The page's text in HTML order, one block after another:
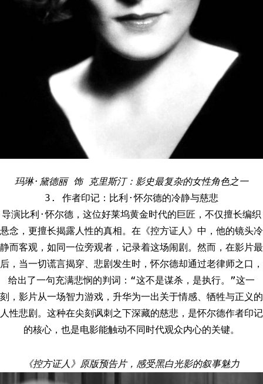
玛琳·黛德丽 饰 克里斯汀：影史最复杂的女性角色之一
3. 作者印记：比利·怀尔德的冷静与慈悲
导演比利·怀尔德，这位好莱坞黄金时代的巨匠，不仅擅长编织
悬念，更擅长揭露人性的真相。在《控方证人》中，他的镜头冷
静而客观，如同一位旁观者，记录着这场闹剧。然而，在影片最
后，当一切谎言揭穿、悲剧发生时，怀尔德却通过老律师之口，
给出了一句充满悲悯的判词：“这不是谋杀，是执行。”这一
刻，影片从一场智力游戏，升华为一出关于情感、牺牲与正义的
人性悲剧。这种在尖刻讽刺之下深藏的慈悲，是怀尔德作者印记
的核心，也是电影能触动不同时代观众内心的关键。
《控方证人》原版预告片，感受黑白光影的叙事魅力